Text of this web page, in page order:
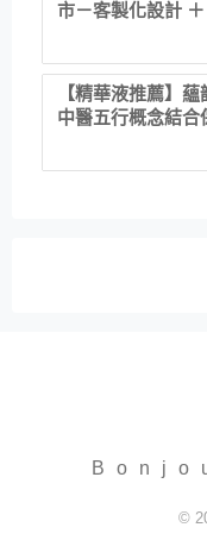
市－客製化設計 ＋
直營直銷、價格
【精華液推薦】
中醫五行概念結合
華！ 水㊀土㊀就
©